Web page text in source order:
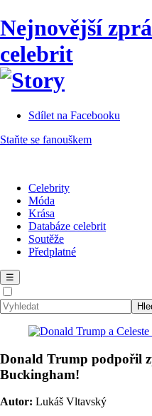
Nejnovější
celebrit
Sdílet na Facebooku
Staňte se fanouškem
Celebrity
Móda
Krása
Databáze celebrit
Soutěže
Předplatné
☰
Donald Trump podpořil
Buckingham!
Autor: Lukáš Vltavský